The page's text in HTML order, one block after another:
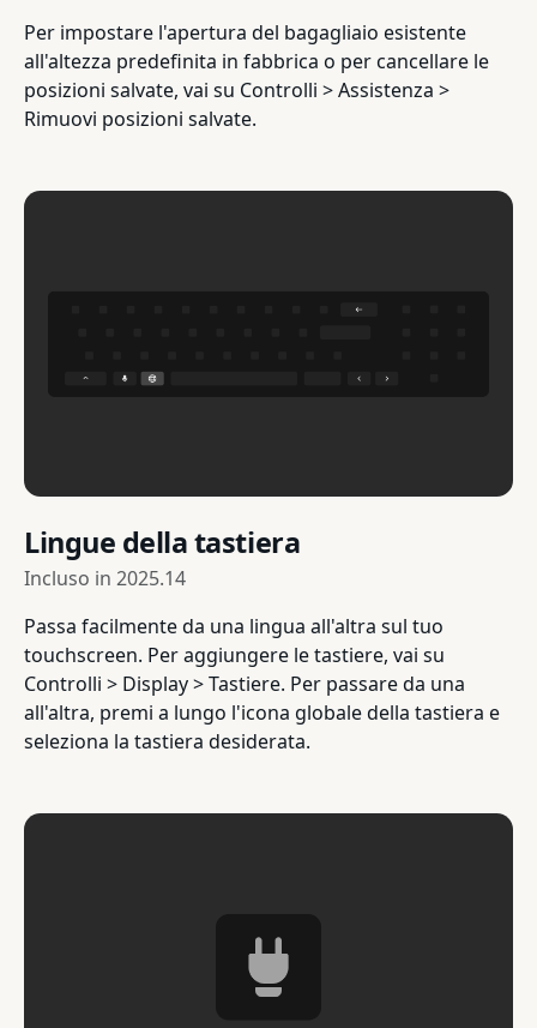
Per impostare l'apertura del bagagliaio esistente
all'altezza predefinita in fabbrica o per cancellare le
posizioni salvate, vai su Controlli > Assistenza >
Rimuovi posizioni salvate.
Lingue della tastiera
Incluso in 2025.14
Passa facilmente da una lingua all'altra sul tuo
touchscreen. Per aggiungere le tastiere, vai su
Controlli > Display > Tastiere. Per passare da una
all'altra, premi a lungo l'icona globale della tastiera e
seleziona la tastiera desiderata.